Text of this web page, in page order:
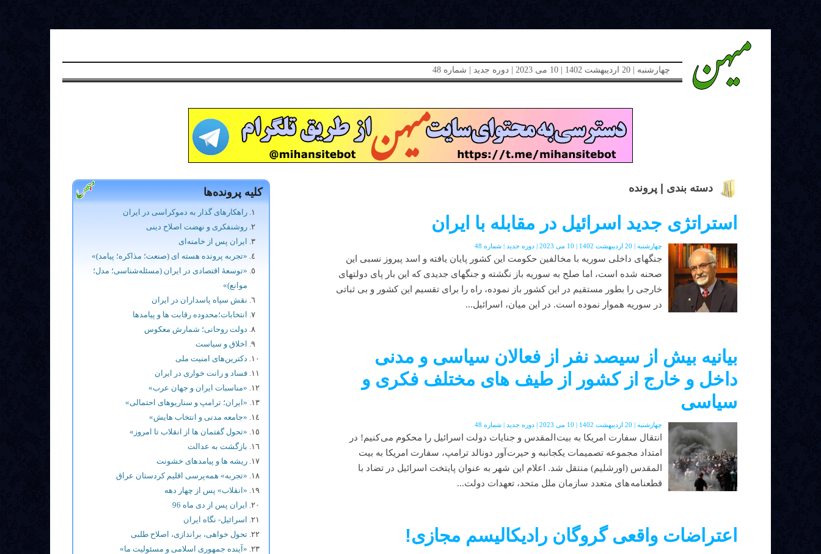
چهارشنبه | 20 اردیبهشت 1402 | 10 می 2023 | دوره جدید | شماره 48
دسته بندی | پرونده
استراتژی جدید اسرائیل در مقابله با ایران
چهارشنبه | 20 اردیبهشت 1402 | 10 می 2023 | دوره جدید | شماره 48
جنگهای داخلی سوریه با مخالفین حکومت این کشور پایان یافته و اسد پیروز نسبی این
صحنه شده است، اما صلح به سوریه باز نگشته و جنگهای جدیدی که این بار پای دولتهای
خارجی را بطور مستقیم در این کشور باز نموده، راه را برای تقسیم این کشور و بی ثباتی
در سوریه هموار نموده است. در این میان، اسرائیل...
بیانیه بیش از سیصد نفر از فعالان سیاسی و مدنی
داخل و خارج از کشور از طیف های مختلف فکری و
سیاسی
چهارشنبه | 20 اردیبهشت 1402 | 10 می 2023 | دوره جدید | شماره 48
انتقال سفارت امريکا به بیت المقدس و جنایات دولت اسرائیل را محکوم می کنیم! در
امتداد مجموعه تصمیمات یکجانبه و حیرت آور دونالد ترامپ، سفارت امريکا به بیت
المقدس (اورشلیم) منتقل شد. اعلام این شهر به عنوان پایتخت اسرائیل در تضاد با
قطعنامه های متعدد سازمان ملل متحد، تعهدات دولت...
اعتراضات واقعی گروگان رادیکالیسم مجازی!
کلیه پرونده‌ها
راهکارهای گذار به دموکراسی در ایران
روشنفکری و نهضت اصلاح دینی
ایران پس از خامنه‌ای
«تجربه پرونده هسته ای (صنعت؛ مذاکره؛ پیامد)»
«توسعۀ اقتصادی در ایران (مسئله‌شناسی؛ مدل؛
موانع)»
نقش سپاه پاسداران در ایران
انتخابات؛محدوده رقابت ها و پيامدها
دولت روحانی؛ شمارش معکوس
اخلاق و سیاست
دکترین‌های امنیت ملی
فساد و رانت خواری در ایران
«مناسبات ایران و جهان عرب»
«ایران؛ ترامپ و سناریوهای احتمالی»
«جامعه مدنی و انتخاب هایش»
«تحول گفتمان ها از انقلاب تا امروز»
بازگشت به عدالت
ریشه ها و پیامدهای خشونت
«تجربه» همه‌پرسی اقلیم کردستان عراق
«انقلاب» پس از چهار دهه
ایران پس از دی ماه 96
اسرائیل- نگاه ایران
تحول خواهی، براندازی، اصلاح طلبی
«آینده جمهوری اسلامی و مسئولیت ما»